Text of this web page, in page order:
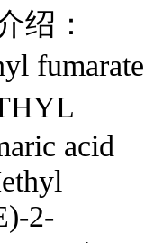
绍：
fumarate
acid
2-